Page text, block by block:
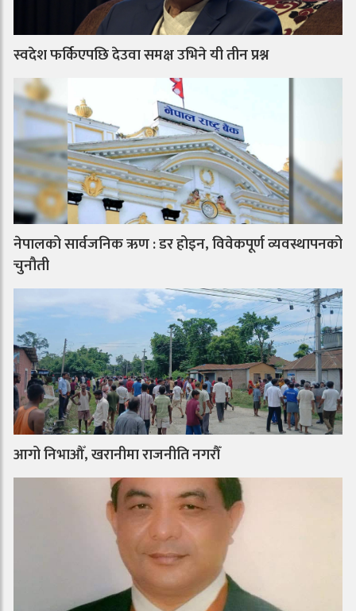
स्वदेश फर्किएपछि देउवा समक्ष उभिने यी तीन प्रश्न
नेपालको सार्वजनिक ऋण : डर होइन, विवेकपूर्ण व्यवस्थापनको
चुनौती
आगो निभाऔँ, खरानीमा राजनीति नगरौँ